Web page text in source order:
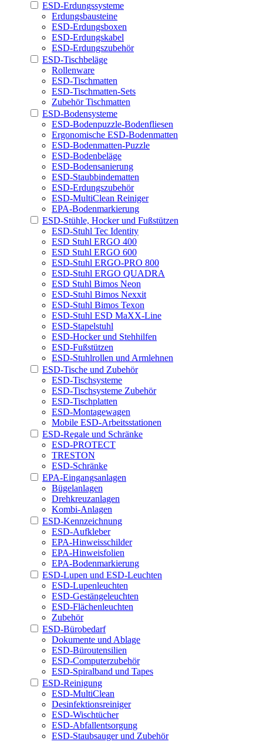
ESD-Erdungssysteme
Erdungsbausteine
ESD-Erdungsboxen
ESD-Erdungskabel
ESD-Erdungszubehör
ESD-Tischbeläge
Rollenware
ESD-Tischmatten
ESD-Tischmatten-Sets
Zubehör Tischmatten
ESD-Bodensysteme
ESD-Bodenpuzzle-Bodenfliesen
Ergonomische ESD-Bodenmatten
ESD-Bodenmatten-Puzzle
ESD-Bodenbeläge
ESD-Bodensanierung
ESD-Staubbindematten
ESD-Erdungszubehör
ESD-MultiClean Reiniger
EPA-Bodenmarkierung
ESD-Stühle, Hocker und Fußstützen
ESD-Stuhl Tec Identity
ESD Stuhl ERGO 400
ESD Stuhl ERGO 600
ESD-Stuhl ERGO-PRO 800
ESD-Stuhl ERGO QUADRA
ESD Stuhl Bimos Neon
ESD-Stuhl Bimos Nexxit
ESD-Stuhl Bimos Texon
ESD-Stuhl ESD MaXX-Line
ESD-Stapelstuhl
ESD-Hocker und Stehhilfen
ESD-Fußstützen
ESD-Stuhlrollen und Armlehnen
ESD-Tische und Zubehör
ESD-Tischsysteme
ESD-Tischsysteme Zubehör
ESD-Tischplatten
ESD-Montagewagen
Mobile ESD-Arbeitsstationen
ESD-Regale und Schränke
ESD-PROTECT
TRESTON
ESD-Schränke
EPA-Eingangsanlagen
Bügelanlagen
Drehkreuzanlagen
Kombi-Anlagen
ESD-Kennzeichnung
ESD-Aufkleber
EPA-Hinweisschilder
EPA-Hinweisfolien
EPA-Bodenmarkierung
ESD-Lupen und ESD-Leuchten
ESD-Lupenleuchten
ESD-Gestängeleuchten
ESD-Flächenleuchten
Zubehör
ESD-Bürobedarf
Dokumente und Ablage
ESD-Büroutensilien
ESD-Computerzubehör
ESD-Spiralband und Tapes
ESD-Reinigung
ESD-MultiClean
Desinfektionsreiniger
ESD-Wischtücher
ESD-Abfallentsorgung
ESD-Staubsauger und Zubehör